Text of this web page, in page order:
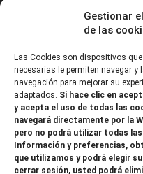
Gestionar
de las
Las Cookies son dispositivos
necesarias le permiten navegar
navegación para mejorar su
adaptados. Si hace clic en
y acepta el uso de todas las
navegará directamente por la
pero no podrá utilizar todas
Información y preferencias,
que utilizamos y podrá elegir
cerrar sesión, usted podrá
2014-2020, financiada como
pandemia de COVID-19
energético de gas natural
especialmente afectados
natural y la electricidad
agresión de